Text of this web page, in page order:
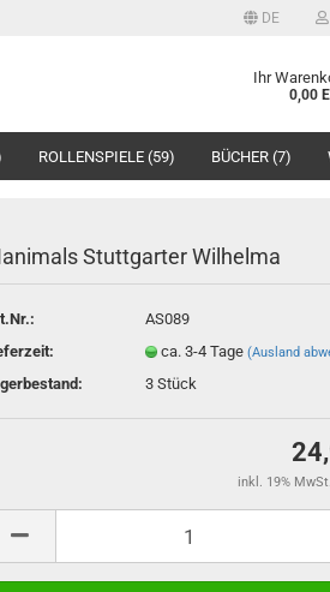
DE
Konto erstellen
Passwort vergessen?
Ihr
0,00
ROLLENSPIELE (59) BÜCHER (7)
Stuttgarter Wilhelma
AS089
ca. 3-4 Tage (Ausland
3 Stück
inkl. 19%